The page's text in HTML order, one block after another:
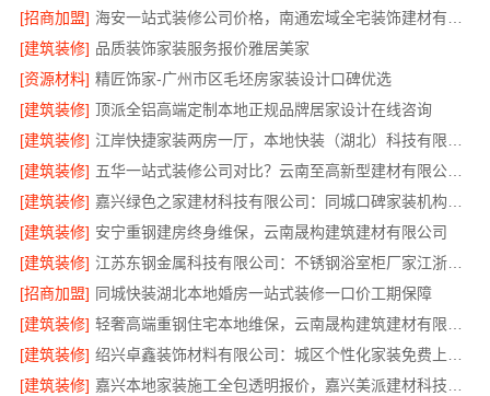
[招商加盟]
[建筑装修] 品质装饰家装服务报价雅居美家
[资源材料] 精匠饰家-广州市区毛坯房家装设计口碑优选
[建筑装修] 顶派全铝高端定制本地正规品牌居家设计在线咨询
[建筑装修]
[建筑装修]
五华一站式装修公司对比？云南至高新型建材有限公司优势明显
[建筑装修]
[建筑装修] 安宁重钢建房终身维保，云南晟构建筑建材有限公司
[建筑装修]
江苏东钢金属科技有限公司：不锈钢浴室柜厂家江浙沪加盟
[招商加盟] 同城快装湖北本地婚房一站式装修一口价工期保障
[建筑装修]
[建筑装修]
[建筑装修]